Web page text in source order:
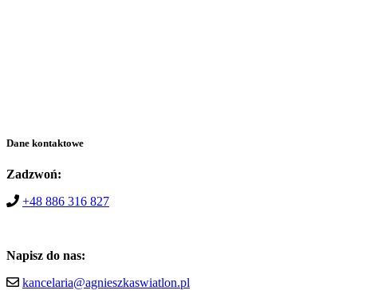
Dane kontaktowe
Zadzwoń:
+48 886 316 827
Napisz do nas:
kancelaria@agnieszkaswiatlon.pl